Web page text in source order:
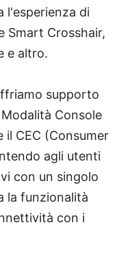
l'esperienza di
Smart Crosshair,
e altro.
supporto
Console
CEC (Consumer
agli utenti
con un singolo
la funzionalità
con i